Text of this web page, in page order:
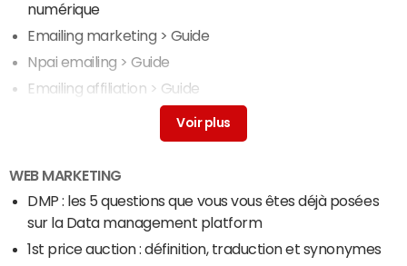
numérique
Emailing marketing> Guide
Npai emailing > Guide
Emailing affiliation > Guide
Mailing : définition, traduction et synonymes
WEB MARKETING
DMP : les 5 questions que vous vous êtes déjà posées
sur la Data management platform
1st price auction : définition, traduction et synonymes